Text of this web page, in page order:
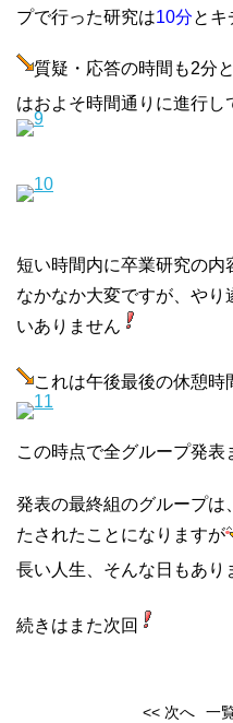
プで行った研究は10分とキ
質疑・応答の時間も2分
はおよそ時間通りに進行し
短い時間内に卒業研究の内
なかなか大変ですが、や
いありません
これは午後最後の休憩時
この時点で全グループ発表
発表の最終組のグループは
たされた ことになりますが
長い人生、そんな日もあり
続きはまた次回
<< 次へ 一